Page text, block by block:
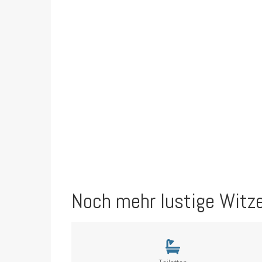
Noch mehr lustige